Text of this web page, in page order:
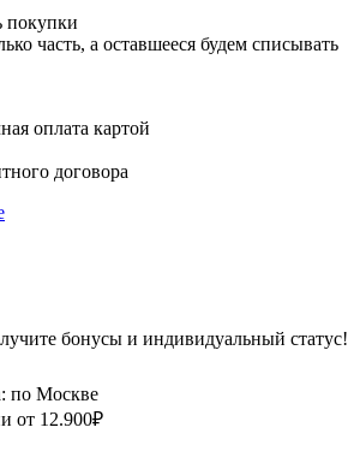
покупки
часть, а оставшееся будем списывать
оплата картой
договора
бонусы и индивидуальный статус!
по Москве
от 12.900₽